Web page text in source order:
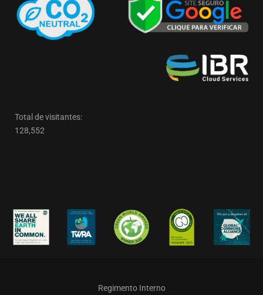
Total de visitantes:
128,552
Regimento Interno